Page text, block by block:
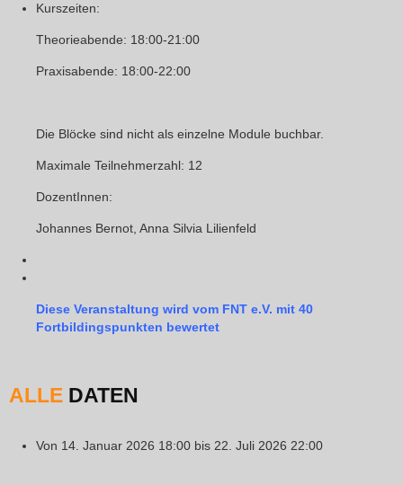
Kurszeiten:
Theorieabende: 18:00-21:00
Praxisabende: 18:00-22:00
Die Blöcke sind nicht als einzelne Module buchbar.
Maximale Teilnehmerzahl: 12
DozentInnen:
Johannes Bernot, Anna Silvia Lilienfeld
Diese Veranstaltung wird vom FNT e.V. mit 40
Fortbildingspunkten bewertet
ALLE DATEN
Von 14. Januar 2026 18:00 bis 22. Juli 2026 22:00